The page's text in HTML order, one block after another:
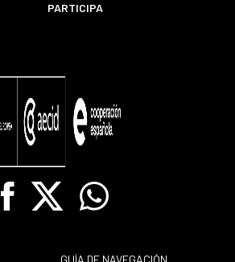
PARTICIPA
Facebook
X Whatsapp